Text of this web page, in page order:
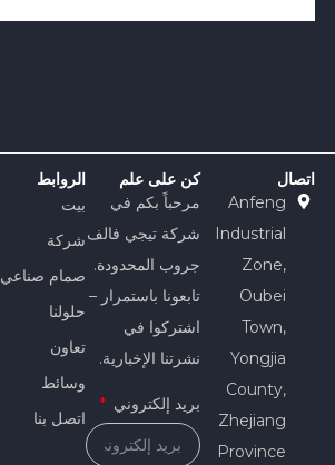
اتصال
Anfeng
Industrial
Zone,
Oubei
Town,
Yongjia
County,
Zhejiang
Province
كن على علم
مرحباً بكم في
شركة تيجي فالف
جروب المحدودة.
تابعونا باستمرار –
اشتركوا في
نشرتنا الإخبارية.
بريد إلكتروني
الروابط
بيت
شركة
صمام صناعي
حلولنا
تعاون
وسائط
اتصل بنا